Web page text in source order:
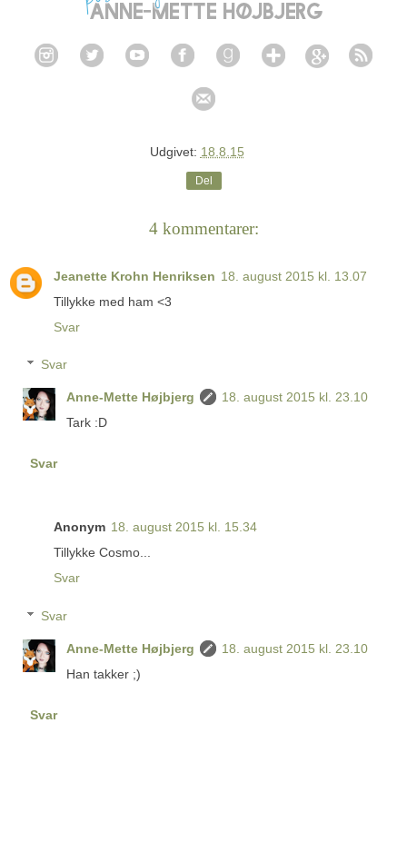
Udgivet: 18.8.15
Del
4 kommentarer:
Jeanette Krohn Henriksen 18. august 2015 kl. 13.07
Tillykke med ham <3
Svar
Svar
Anne-Mette Højbjerg
18. august 2015 kl. 23.10
Tark :D
Svar
Anonym 18. august 2015 kl. 15.34
Tillykke Cosmo...
Svar
Svar
Anne-Mette Højbjerg
18. august 2015 kl. 23.10
Han takker ;)
Svar